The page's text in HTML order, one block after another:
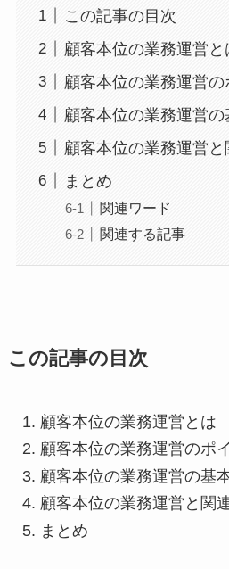
この記事の目次
顧客本位の業務運営と
顧客本位の業務運営の
顧客本位の業務運営
顧客本位の業務運営
まとめ
関連ワード
関連する記事
この記事の目次
顧客本位の業務運営とは
顧客本位の業務運営のポ
顧客本位の業務運営の基
顧客本位の業務運営と関
まとめ